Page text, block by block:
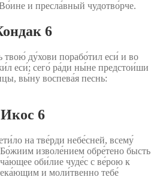
и пресла́вный чудотво́рче.
6
ду́хови порабо́тил еси́ и во
еси́; сего́ ра́ди ны́не предстои́ши
вы́ну воспева́я песнь:
Икос 6
на тве́рди небе́сней, всему́
изволе́нием обре́тено бысть
оби́лие чуде́с с ве́рою к
и моли́твенно тебе́